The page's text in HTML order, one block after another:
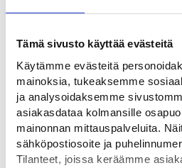
Tämä sivusto käyttää evästeitä
Käytämme evästeitä
mainoksia, tukeaksemme
ja analysoidaksemme
asiakasdataa kolmansille
mainonnan mittauspalveluita.
sähköpostiosoite ja
Tilanteet, joissa keräämme
Sarjavilkun Multi-5-LED
isäntävilkku
Multi-5 ledissä on yhdistetty
1 isäntävilkku sekä 4
Star-